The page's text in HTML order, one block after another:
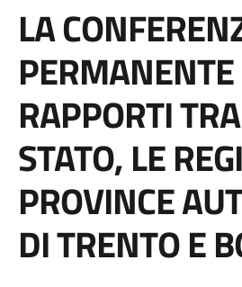
LA
RAPPORTI
STATO, LE
PROVINCE
DI TRENTO E